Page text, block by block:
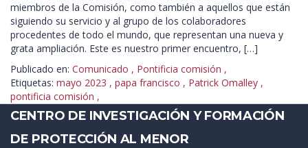
miembros de la Comisión, como también a aquellos que están
siguiendo su servicio y al grupo de los colaboradores
procedentes de todo el mundo, que representan una nueva y
grata ampliación. Este es nuestro primer encuentro, […]
Publicado en: Comunicado , Pontificia comisión ,
Etiquetas: mayo 2023 , papa francisco , Patrick Omalley ,
pontificia comisión ,
CENTRO DE INVESTIGACIÓN Y FORMACIÓN
DE PROTECCIÓN AL MENOR